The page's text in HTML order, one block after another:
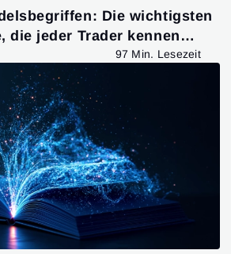
Die wichtigsten
die jeder Trader kennen
97 Min. Lesezeit